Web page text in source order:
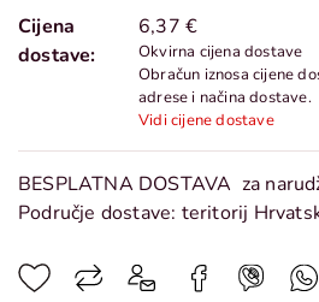
Cijena
dostave:
6,37 €
Okvirna cijena dostave
Obračun iznosa cijene
adrese i načina dostave.
Vidi cijene dostave
BESPLATNA DOSTAVA za
Područje dostave: teritorij